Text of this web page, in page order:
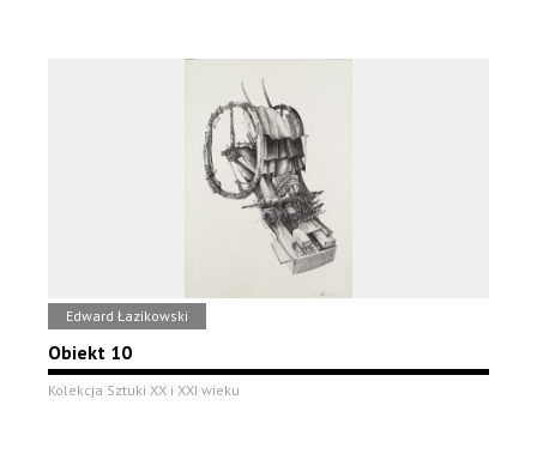
Edward Łazikowski
Obiekt 10
Kolekcja Sztuki XX i XXI wieku